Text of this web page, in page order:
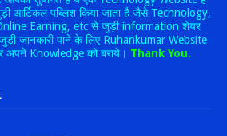
आर्टिकल पब्लिश किया जाता है जैसे Technology,
Earning, etc से जुड़ी information शेयर
जानकारी पाने के लिए Ruhankumar Website
अपने Knowledge को बराये। Thank You.